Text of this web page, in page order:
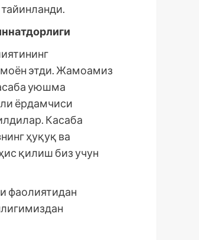
этди. Жамоамиз
уюшма
ёрдамчиси
Касаба
ҳуқуқ ва
қилиш биз учун
фаолиятидан